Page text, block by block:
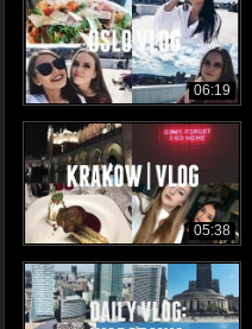
06:19
05:38